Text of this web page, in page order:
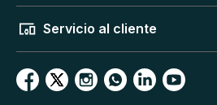
Servicio al cliente